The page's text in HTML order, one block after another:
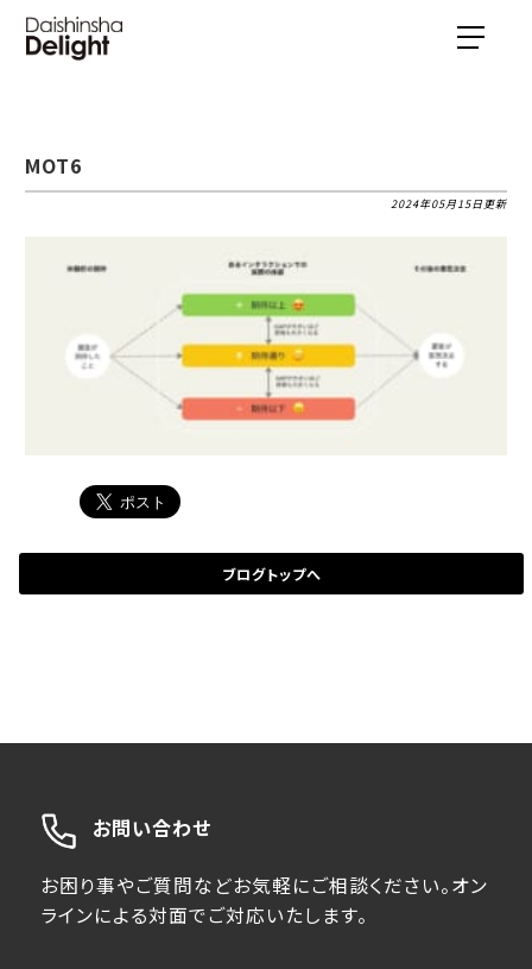
MOT6
2024年05月15日更新
ブログトップへ
お問い合わせ
お困り事やご質問などお気軽にご相談ください。オン
ラインによる対面でご対応いたします。